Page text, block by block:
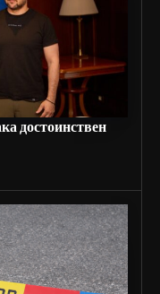
достоинствен